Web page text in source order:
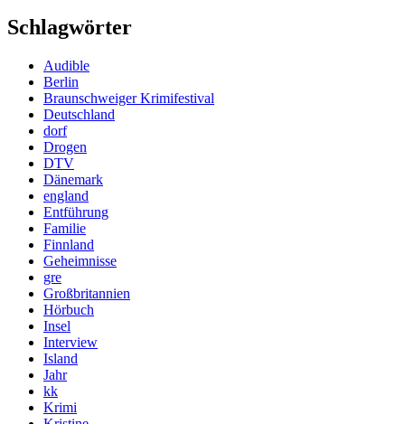
Schlagwörter
Audible
Berlin
Braunschweiger Krimifestival
Deutschland
dorf
Drogen
DTV
Dänemark
england
Entführung
Familie
Finnland
Geheimnisse
gre
Großbritannien
Hörbuch
Insel
Interview
Island
Jahr
kk
Krimi